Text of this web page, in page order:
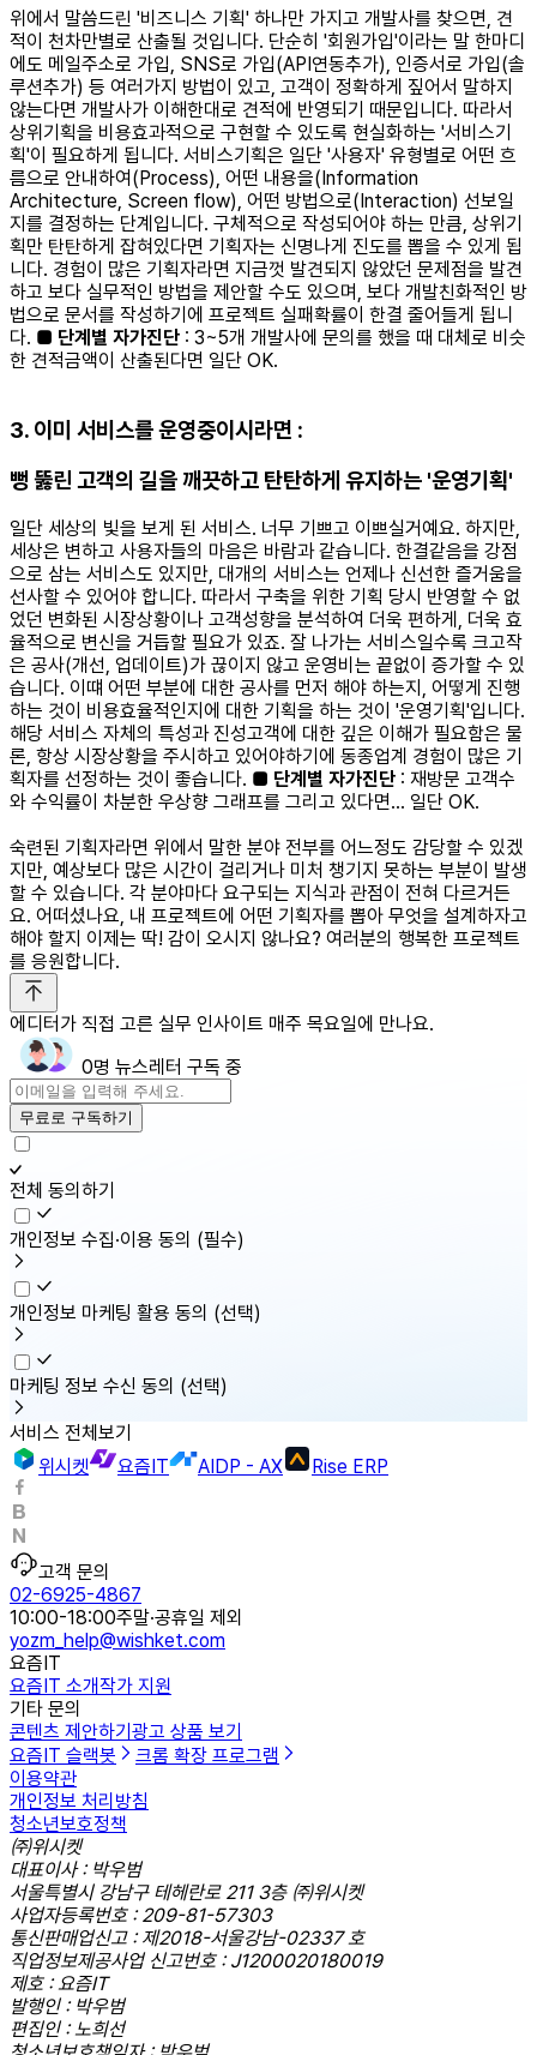
위에서 말씀드린 '비즈니스 기획' 하나만 가지고 개발사를 찾으면, 견
적이 천차만별로 산출될 것입니다. 단순히 '회원가입'이라는 말 한마디
에도 메일주소로 가입, SNS로 가입(API연동추가), 인증서로 가입(솔
루션추가) 등 여러가지 방법이 있고, 고객이 정확하게 짚어서 말하지
않는다면 개발사가 이해한대로 견적에 반영되기 때문입니다. 따라서
상위기획을 비용효과적으로 구현할 수 있도록 현실화하는 '서비스기
획'이 필요하게 됩니다. 서비스기획은 일단 '사용자' 유형별로 어떤 흐
름으로 안내하여(Process), 어떤 내용을(Information
Architecture, Screen flow), 어떤 방법으로(Interaction) 선보일
지를 결정하는 단계입니다. 구체적으로 작성되어야 하는 만큼, 상위기
획만 탄탄하게 잡혀있다면 기획자는 신명나게 진도를 뽑을 수 있게 됩
니다. 경험이 많은 기획자라면 지금껏 발견되지 않았던 문제점을 발견
하고 보다 실무적인 방법을 제안할 수도 있으며, 보다 개발친화적인 방
법으로 문서를 작성하기에 프로젝트 실패확률이 한결 줄어들게 됩니
다. ■ 단계별 자가진단 : 3~5개 개발사에 문의를 했을 때 대체로 비슷
한 견적금액이 산출된다면 일단 OK.
3. 이미 서비스를 운영중이시라면 :
뻥 뚫린 고객의 길을 깨끗하고 탄탄하게 유지하는 '운영기획'
일단 세상의 빛을 보게 된 서비스. 너무 기쁘고 이쁘실거예요. 하지만,
세상은 변하고 사용자들의 마음은 바람과 같습니다. 한결같음을 강점
으로 삼는 서비스도 있지만, 대개의 서비스는 언제나 신선한 즐거움을
선사할 수 있어야 합니다. 따라서 구축을 위한 기획 당시 반영할 수 없
었던 변화된 시장상황이나 고객성향을 분석하여 더욱 편하게, 더욱 효
율적으로 변신을 거듭할 필요가 있죠. 잘 나가는 서비스일수록 크고작
은 공사(개선, 업데이트)가 끊이지 않고 운영비는 끝없이 증가할 수 있
습니다. 이떄 어떤 부분에 대한 공사를 먼저 해야 하는지, 어떻게 진행
하는 것이 비용효율적인지에 대한 기획을 하는 것이 '운영기획'입니다.
해당 서비스 자체의 특성과 진성고객에 대한 깊은 이해가 필요함은 물
론, 항상 시장상황을 주시하고 있어야하기에 동종업계 경험이 많은 기
획자를 선정하는 것이 좋습니다. ■ 단계별 자가진단 : 재방문 고객수
와 수익률이 차분한 우상향 그래프를 그리고 있다면... 일단 OK.
숙련된 기획자라면 위에서 말한 분야 전부를 어느정도 감당할 수 있겠
지만, 예상보다 많은 시간이 걸리거나 미처 챙기지 못하는 부분이 발생
할 수 있습니다. 각 분야마다 요구되는 지식과 관점이 전혀 다르거든
요. 어떠셨나요, 내 프로젝트에 어떤 기획자를 뽑아 무엇을 설계하자고
해야 할지 이제는 딱! 감이 오시지 않나요? 여러분의 행복한 프로젝트
를 응원합니다.
에디터가 직접 고른 실무 인사이트 매주 목요일에 만나요.
0명 뉴스레터 구독 중
무료로 구독하기
전체 동의하기
개인정보 수집·이용 동의 (필수)
개인정보 마케팅 활용 동의 (선택)
마케팅 정보 수신 동의 (선택)
서비스 전체보기
위시켓
요즘IT AIDP - AX Rise ERP
고객 문의
02-6925-4867
10:00-18:00주말·공휴일 제외
yozm_help@wishket.com
요즘IT
요즘IT 소개작가 지원
기타 문의
콘텐츠 제안하기광고 상품 보기
요즘IT 슬랙봇
크롬 확장 프로그램
이용약관
개인정보 처리방침
청소년보호정책
㈜위시켓
대표이사 : 박우범
서울특별시 강남구 테헤란로 211 3층 ㈜위시켓
사업자등록번호 : 209-81-57303
통신판매업신고 : 제2018-서울강남-02337 호
직업정보제공사업 신고번호 : J1200020180019
제호 : 요즘IT
발행인 : 박우범
편집인 : 노희선